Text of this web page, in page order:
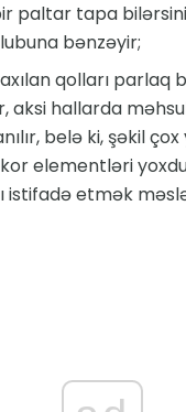
paltar tapa
bənzəyir;
qolları parlaq
aksi hallarda
belə ki, şəkil
elementləri
istifadə etmək